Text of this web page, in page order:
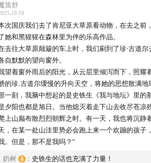
：
享誉世界的珍·古道尔去世
与黑猩猩结缘的童年
笛舒
次国庆我们去了肯尼亚大草原看动物，在去之前
她和黑猩猩在森林里为伴的乐高作品。
去往大草原颠簸的车上时，我们刷到了珍·古道
自默默的望向窗外。
望着窗外雨后的阳光，从云层里倾泻而下，照耀
的珍.古道尔缓慢的升向天空，将她的思想散满地
一刻，我脑中想起的是史铁生《我与地坛》里的
夕阳也都是旭日。当他熄灭着走下山去收尽苍凉
上山巅布散烈烈朝辉之时。有一天，我也将沉静
，在某一处山洼里势必会跑上来一个欢蹦的孩子
。但是，那不是我吗？”
奶树 : 史铁生的话也充满了力量！